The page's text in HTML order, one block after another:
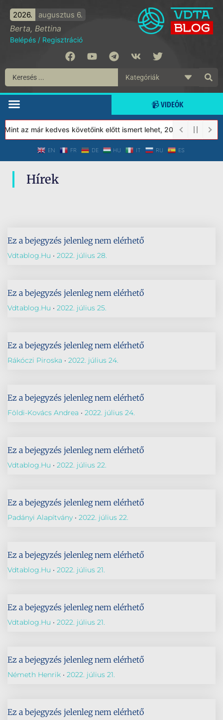
2026. augusztus 6.
Berta, Bettina
Belépés / Regisztráció
📹 VIDEÓK
az már kedves követőink előtt ismert lehet, 2023-tól a
EN FR DE HU IT RU ES
Hírek
Ez a bejegyzés jelenleg nem elérhető
Vdtablog.hu 2022. július 28.
Ez a bejegyzés jelenleg nem elérhető
Vdtablog.hu 2022. július 25.
Ez a bejegyzés jelenleg nem elérhető
Rákóczi Piroska 2022. július 24.
Ez a bejegyzés jelenleg nem elérhető
Földi-Kovács Andrea 2022. július 24.
Ez a bejegyzés jelenleg nem elérhető
Vdtablog.hu 2022. július 22.
Ez a bejegyzés jelenleg nem elérhető
Padányi Alapítvány 2022. július 22.
Ez a bejegyzés jelenleg nem elérhető
Vdtablog.hu 2022. július 21.
Ez a bejegyzés jelenleg nem elérhető
Vdtablog.hu 2022. július 21.
Ez a bejegyzés jelenleg nem elérhető
Németh Henrik 2022. július 21.
Ez a bejegyzés jelenleg nem elérhető